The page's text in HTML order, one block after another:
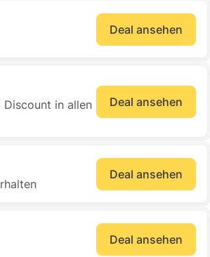
Deal ansehen
Discount in allen
Deal ansehen
Deal ansehen
Deal ansehen